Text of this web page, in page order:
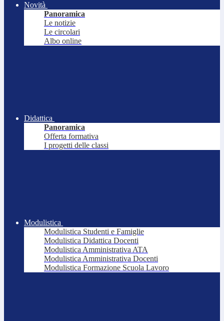
Novità
Panoramica
Le notizie
Le circolari
Albo online
Didattica
Panoramica
Offerta formativa
I progetti delle classi
Modulistica
Modulistica Studenti e Famiglie
Modulistica Didattica Docenti
Modulistica Amministrativa ATA
Modulistica Amministrativa Docenti
Modulistica Formazione Scuola Lavoro